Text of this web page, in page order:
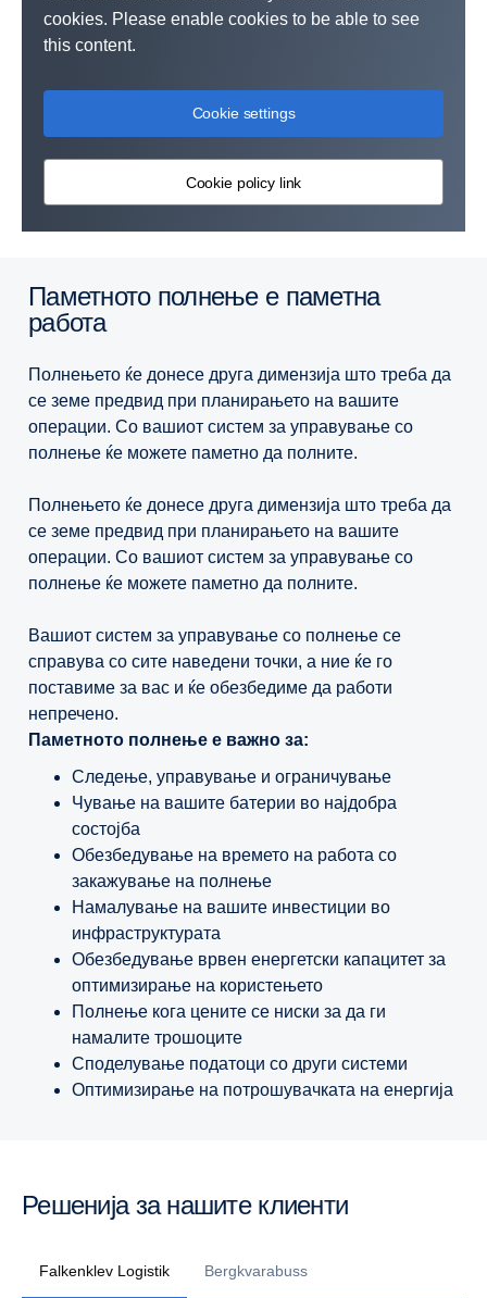
cookies. Please enable cookies to be able to see
this content.
Cookie settings
Cookie policy link
Паметното полнење е паметна
работа
Полнењето ќе донесе друга димензија што треба да
се земе предвид при планирањето на вашите
операции. Со вашиот систем за управување со
полнење ќе можете паметно да полните.
Полнењето ќе донесе друга димензија што треба да
се земе предвид при планирањето на вашите
операции. Со вашиот систем за управување со
полнење ќе можете паметно да полните.
Вашиот систем за управување со полнење се
справува со сите наведени точки, а ние ќе го
поставиме за вас и ќе обезбедиме да работи
непречено.
Паметното полнење е важно за:
Следење, управување и ограничување
Чување на вашите батерии во најдобра
состојба
Обезбедување на времето на работа со
закажување на полнење
Намалување на вашите инвестиции во
инфраструктурата
Обезбедување врвен енергетски капацитет за
оптимизирање на користењето
Полнење кога цените се ниски за да ги
намалите трошоците
Споделување податоци со други системи
Оптимизирање на потрошувачката на енергија
Решенија за нашите клиенти
Falkenklev Logistik Bergkvarabuss